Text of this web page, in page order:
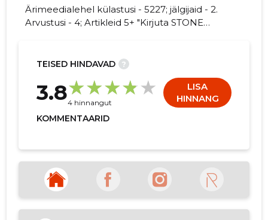
Ärimeedialehel külastusi - 5227; jälgijaid - 2.
Arvustusi - 4; Artikleid 5+ "Kirjuta STONE
TEISED HINDAVAD ?
3.84 hinnangut
LISA
HINNANG
KOMMENTAARID